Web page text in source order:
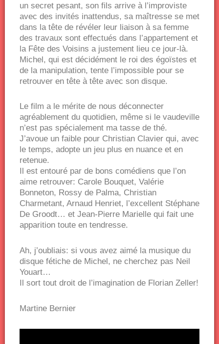
un secret pesant, son fils arrive à l’improviste
avec des invités inattendus, sa maîtresse se met
dans la tête de révéler leur liaison à sa femme
des travaux sont effectués dans l’appartement et
la Fête des Voisins a justement lieu ce jour-là.
Michel, qui est décidément le roi des égoïstes et
de la manipulation, tente l’impossible pour se
retrouver en tête à tête avec son disque.
Le film a le mérite de nous déconnecter
agréablement du quotidien, même si le vaudeville
n’est pas spécialement ma tasse de thé.
J’avoue un faible pour Christian Clavier qui, avec
le temps, adopte un jeu plus en nuance et en
retenue.
Il est entouré par de bons comédiens que l’on
aime retrouver: Carole Bouquet, Valérie
Bonneton, Rossy de Palma, Christian
Charmetant, Arnaud Henriet, l’excellent Stéphane
De Groodt… et Jean-Pierre Marielle qui fait une
apparition toute en tendresse.
Ah, j’oubliais: si vous avez aimé la musique du
disque fétiche de Michel, ne cherchez pas Neil
Youart…
Il sort tout droit de l’imagination de Florian Zeller!
Martine Bernier